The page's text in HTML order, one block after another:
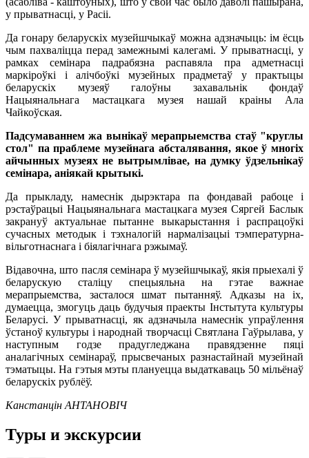
у прыватнасці, у Расіі.
Да гонару беларускіх музейшчыкаў можна адзначыць: ім ёсць
чым пахваліцца перад замежнымі калегамі. У прыватнасці, у
рамках семінара падрабязна распавяла пра адметнасці
маркіроўкі і алічбоўкі музейных прадметаў у практыцы
беларускіх музеяў галоўны захавальнік фондаў
Нацыянальнага мастацкага музея нашай краіны Ала
Чайкоўская.
Падсумаваннем жа вынікаў мерапрыемства стаў "круглы
стол" па праблеме музейнага абсталявання, якое ў многіх
айчынных музеях не вытрымлівае, на думку ўдзельнікаў
семінара, аніякай крытыкі.
Да прыкладу, намеснік дырэктара па фондавай рабоце і
рэстаўрацыі Нацыянальнага мастацкага музея Сяргей Баслык
закрануў актуальнае пытанне выкарыстання і распрацоўкі
сучасных методык і тэхналогій нармалізацыі тэмпературна-
вільготнаснага і біялагічнага рэжымаў.
Відавочна, што пасля семінара ў музейшчыкаў, якія прыехалі ў
беларускую сталіцу спецыяльна на гэтае важнае
мерапрыемства, засталося шмат пытанняў. Адказы на іх,
думаецца, змогуць даць будучыя праекты Інстытута культуры
Беларусі. У прыватнасці, як адзначыла намеснік упраўлення
ўстаноў культуры і народнай творчасці Святлана Гаўрылава, у
наступным годзе прадугледжана правядзенне пяці
аналагічных семінараў, прысвечаных разнастайнай музейнай
тэматыцы. На гэтыя мэты плануецца выдаткаваць 50 мільёнаў
беларускіх рублёў.
Канстанцін АНТАНОВІЧ
Туры и экскурсии